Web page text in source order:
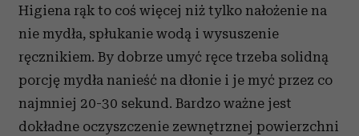
Higiena rąk to coś więcej niż tylko nałożenie na
nie mydła, spłukanie wodą i wysuszenie
ręcznikiem. By dobrze umyć ręce trzeba solidną
porcję mydła nanieść na dłonie i je myć przez co
najmniej 20-30 sekund. Bardzo ważne jest
dokładne oczyszczenie zewnętrznej powierzchni